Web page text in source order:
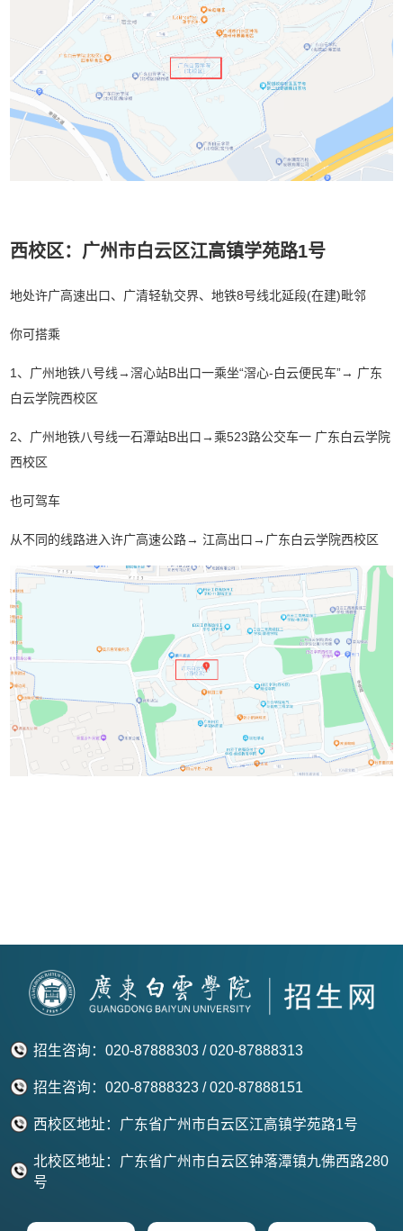
西校区：广州市白云区江高镇学苑路1号
地处许广高速出口、广清轻轨交界、地铁8号线北延段(在建)毗邻
你可搭乘
1、广州地铁八号线→滘心站B出口一乘坐“滘心-白云便民车”→ 广东
白云学院西校区
2、广州地铁八号线一石潭站B出口→乘523路公交车一 广东白云学院
西校区
也可驾车
从不同的线路进入许广高速公路→ 江高出口→广东白云学院西校区
招生咨询：020-87888303 / 020-87888313
招生咨询：020-87888323 / 020-87888151
西校区地址：广东省广州市白云区江高镇学苑路1号
北校区地址：广东省广州市白云区钟落潭镇九佛西路280
号